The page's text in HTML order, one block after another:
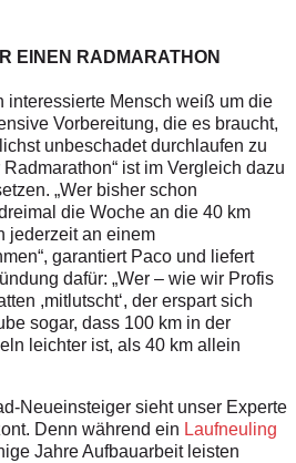
EINEN RADMARATHON
interessierte Mensch weiß um die
Vorbereitung, die es braucht,
unbeschadet durchlaufen zu
ist im Vergleich dazu
„Wer bisher schon
die Woche an die 40 km
jederzeit an einem
garantiert Paco und liefert
dafür: „Wer – wie wir Profis
,mitlutscht‘, der erspart sich
sogar, dass 100 km in der
leichter ist, als 40 km allein
Neueinsteiger sieht unser Experte
Denn während ein Laufneuling
Jahre Aufbauarbeit leisten